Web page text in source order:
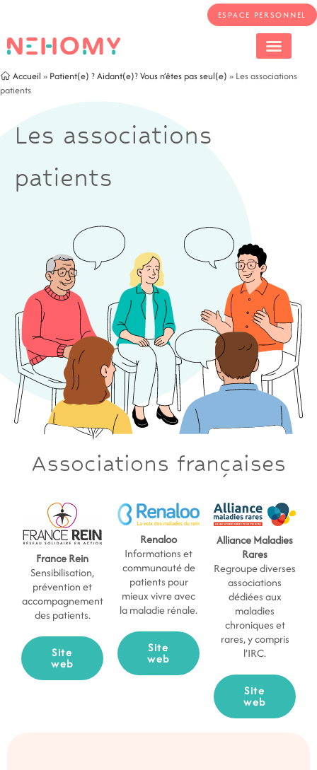
ESPACE PERSONNEL
Accueil » Patient(e) ? Aidant(e)? Vous n’êtes pas seul(e) » Les associations
patients
Les associations
patients
Associations françaises
France Rein
Sensibilisation,
prévention et
accompagnement
des patients.
Site
web
Renaloo
Informations et
communauté de
patients pour
mieux vivre avec
la maladie rénale.
Site
web
Alliance Maladies
Rares
Regroupe diverses
associations
dédiées aux
maladies
chroniques et
rares, y compris
l’IRC.
Site
web